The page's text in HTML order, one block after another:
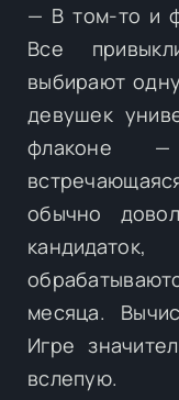
— В том-то и
Все
выбирают
девушек
флаконе
обычно
месяца.
Игре
вслепую.